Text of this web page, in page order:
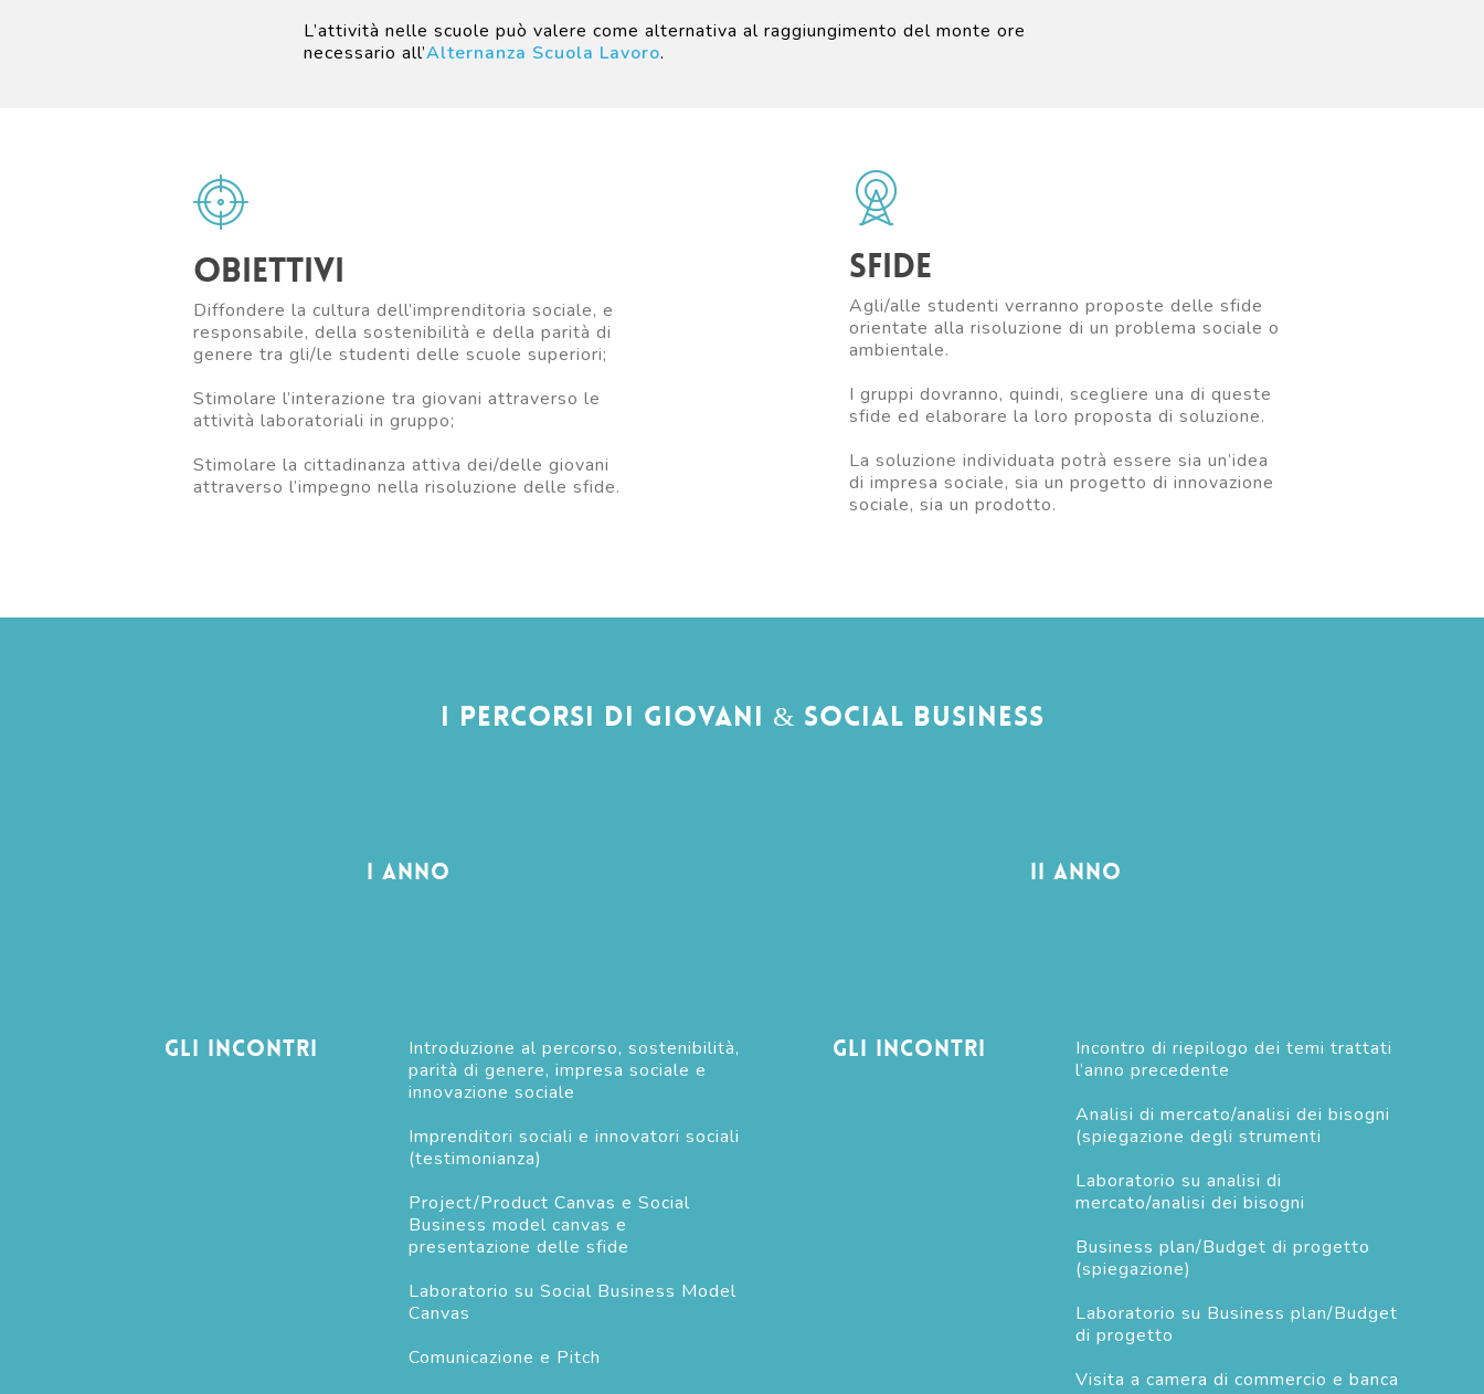
L’attività nelle scuole può valere come alternativa al raggiungimento del monte ore
necessario all’Alternanza Scuola Lavoro.
Obiettivi
Diffondere la cultura dell’imprenditoria sociale, e
responsabile, della sostenibilità e della parità di
genere tra gli/le studenti delle scuole superiori;
Stimolare l’interazione tra giovani attraverso le
attività laboratoriali in gruppo;
Stimolare la cittadinanza attiva dei/delle giovani
attraverso l’impegno nella risoluzione delle sfide.
Sfide
Agli/alle studenti verranno proposte delle sfide
orientate alla risoluzione di un problema sociale o
ambientale.
I gruppi dovranno, quindi, scegliere una di queste
sfide ed elaborare la loro proposta di soluzione.
La soluzione individuata potrà essere sia un’idea
di impresa sociale, sia un progetto di innovazione
sociale, sia un prodotto.
I percorsi di Giovani & Social Business
I anno II anno
Gli incontri
Introduzione al percorso, sostenibilità,
parità di genere, impresa sociale e
innovazione sociale
Imprenditori sociali e innovatori sociali
(testimonianza)
Project/Product Canvas e Social
Business model canvas e
presentazione delle sfide
Laboratorio su Social Business Model
Canvas
Comunicazione e Pitch
Gli incontri
Incontro di riepilogo dei temi trattati
l’anno precedente
Analisi di mercato/analisi dei bisogni
(spiegazione degli strumenti
Laboratorio su analisi di
mercato/analisi dei bisogni
Business plan/Budget di progetto
(spiegazione)
Laboratorio su Business plan/Budget
di progetto
Visita a camera di commercio e banca